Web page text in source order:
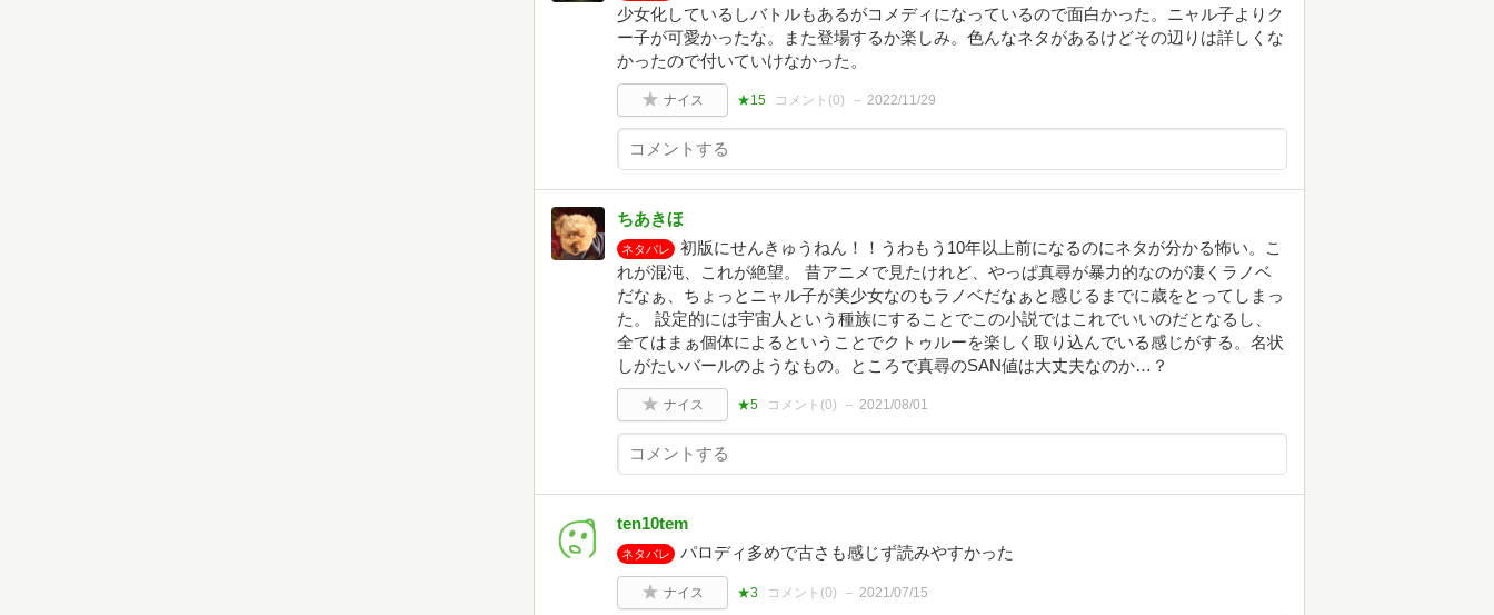
少女化しているしバトルもあるがコメディになっているので面白かった。ニャル子よりク
ー子が可愛かったな。また登場するか楽しみ。色んなネタがあるけどその辺りは詳しくな
かったので付いていけなかった。
ナイス ★15 コメント(0) 2022/11/29
ちあきほ
ネタバレ
初版にせんきゅうねん！！うわもう10年以上前になるのにネタが分かる怖い。こ
れが混沌、これが絶望。 昔アニメで見たけれど、やっぱ真尋が暴力的なのが凄くラノベ
だなぁ、ちょっとニャル子が美少女なのもラノベだなぁと感じるまでに歳をとってしまっ
た。 設定的には宇宙人という種族にすることでこの小説ではこれでいいのだとなるし、
全てはまぁ個体によるということでクトゥルーを楽しく取り込んでいる感じがする。名状
しがたいバールのようなもの。ところで真尋のSAN値は大丈夫なのか…？
ナイス ★5 コメント(0) 2021/08/01
ten10tem
ネタバレ パロディ多めで古さも感じず読みやすかった
ナイス ★3 コメント(0) 2021/07/15